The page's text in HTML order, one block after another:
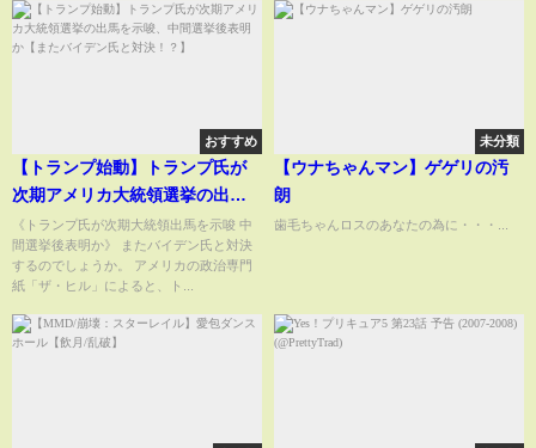
おすすめ
【トランプ始動】トランプ氏が
次期アメリカ大統領選挙の出馬
を示唆、中間選挙後表明か【ま
たバイデン氏と対決！？】
《トランプ氏が次期大統領出馬を示唆 中
間選挙後表明か》 またバイデン氏と対決
するのでしょうか。 アメリカの政治専門
紙「ザ・ヒル」によると、ト...
未分類
【ウナちゃんマン】ゲゲリの汚
朗
歯毛ちゃんロスのあなたの為に・・・...